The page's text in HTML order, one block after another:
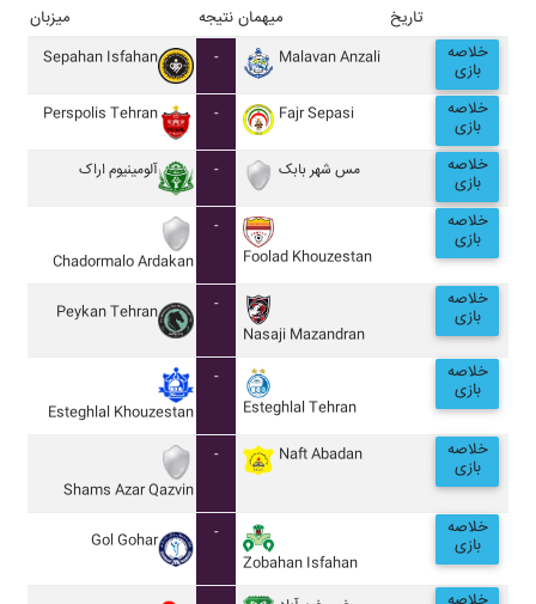
میزبان نتیجه میهمان تاریخ
Sepahan Isfahan - Malavan Anzali خلاصه
بازی
Perspolis Tehran - Fajr Sepasi خلاصه
بازی
آلومينيوم اراک - مس شهر بابک خلاصه
بازی
Chadormalo Ardakan
-
Foolad Khouzestan
خلاصه
بازی
Peykan Tehran
-
Nasaji Mazandran
خلاصه
بازی
Esteghlal Khouzestan
-
Esteghlal Tehran
خلاصه
بازی
Shams Azar Qazvin
- Naft Abadan خلاصه
بازی
Gol Gohar
-
Zobahan Isfahan
خلاصه
بازی